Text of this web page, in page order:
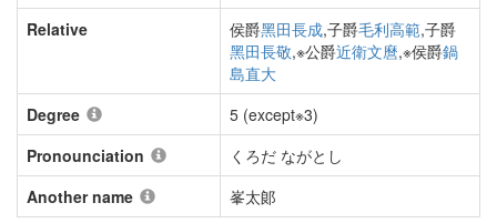
Relative
侯爵黑田長成,子爵毛利高範,子爵
黑田長敬,※公爵近衛文麿,※侯爵鍋
島直大
Degree
5 (except※3)
Pronounciation
くろだ ながとし
Another name
峯太郞